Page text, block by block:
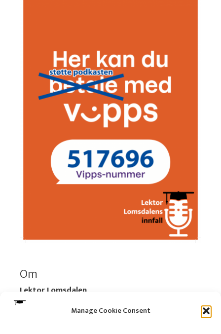
Manage Cookie Consent
Om
Lektor Lomsdalen
Organisasjonsnummer:
920 712 312 MVA